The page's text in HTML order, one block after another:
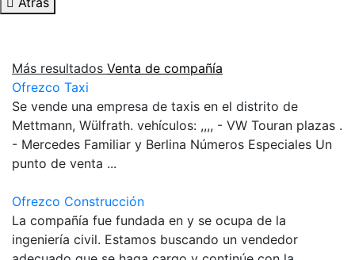
Más resultados Venta de compañía
Ofrezco Taxi
Se vende una empresa de taxis en el distrito de
Mettmann, Wülfrath. vehículos: ,,,, - VW Touran plazas .
- Mercedes Familiar y Berlina Números Especiales Un
punto de venta ...
Ofrezco Construcción
La compañía fue fundada en y se ocupa de la
ingeniería civil. Estamos buscando un vendedor